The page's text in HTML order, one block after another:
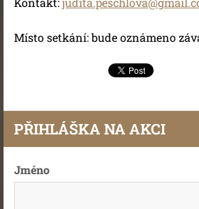
Místo setkání: bude oznámeno
PŘIHLÁŠKA NA AKCI
Jméno